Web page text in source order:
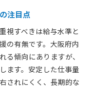
注目点
視すべきは給与水準と
の有無です。大阪府内
る傾向にありますが、
ます。安定した仕事量
されにくく、長期的な